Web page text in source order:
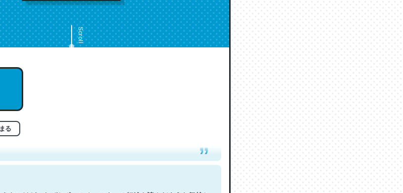
Scroll
る
クレバーなんだろうなと凄く思う。英語少しでも読める人は原文
流れ好き。Let’s Fucking Go. Then Covid hit. Shit.
かい？ by ラーズ・ヌートバー
ないけど、なぜかポールオースターの短編を読んだような気持ち